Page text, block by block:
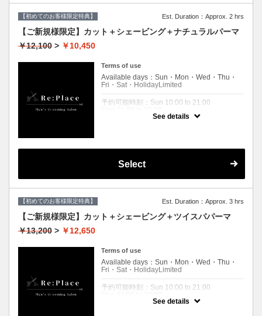
される方限定クーポンです。
２回目以降のお客様は,通常料金となりますの
【メニュー選択】からコースをお選びくださ
いませ。
パーソナルカット、シャンプー、シェービン
グ、ヘッドスパ、フェイシャルパック、眉毛
メンテナンス、肩マッサージ、ブロー
【初めてのお客様限定特典】 Est. Duration：Approx. 2 hrs
【ご新規様限定】カット＋シェービング＋ナチュラルパーマ
￥12,100 > ￥10,450
Terms of use
Available days：Sun・Mon・Wed・Thu・
Fri・Sat・HolidayLimited
予約可能時刻：Sun 10:00 to 21:00
Wed 11:00 to 22:00
Holiday 10:00 to 21:00
Expiration Date：
されるお客様限定です。
２回目以降のお客様は通常料金となりますの
【メニュー選択】からコースをお選びくださ
いませ。
自然な毛流れを作る緩めのパーマ。
ツイストスパイラルパーマではございませ
ん。
ダメージレスパーマご希望の場合、
来店時にお申し付けください。
See details
Select
【初めてのお客様限定特典】 Est. Duration：Approx. 3 hrs
【ご新規様限定】カット＋シェービング＋ツイスパパーマ
￥13,200 > ￥12,650
Terms of use
Available days：Sun・Mon・Wed・Thu・
Fri・Sat・HolidayLimited
予約可能時刻：Sun 10:00 to 21:00
Wed 11:00 to 22:00See details